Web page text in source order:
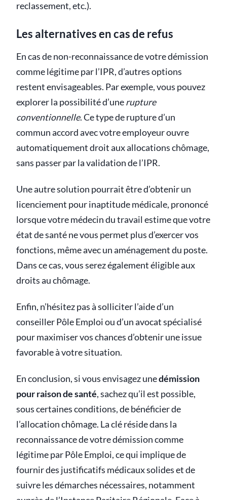
reclassement, etc.).
Les alternatives en cas de refus
En cas de non-reconnaissance de votre démission
comme légitime par l’IPR, d’autres options
restent envisageables. Par exemple, vous pouvez
explorer la possibilité d’unerupture
conventionnelle. Ce type de rupture d’un
commun accord avec votre employeur ouvre
automatiquement droit aux allocations chômage,
sans passer par la validation de l’IPR.
Une autre solution pourrait être d’obtenir un
licenciement pour inaptitude médicale, prononcé
lorsque votre médecin du travail estime que votre
état de santé ne vous permet plus d’exercer vos
fonctions, même avec un aménagement du poste.
Dans ce cas, vous serez également éligible aux
droits au chômage.
Enfin, n’hésitez pas à solliciter l’aide d’un
conseiller Pôle Emploi ou d’un avocat spécialisé
pour maximiser vos chances d’obtenir une issue
favorable à votre situation.
En conclusion, si vous envisagez unedémission
pour raison de santé, sachez qu’il est possible,
sous certaines conditions, de bénéficier de
l’allocation chômage. La clé réside dans la
reconnaissance de votre démission comme
légitime par Pôle Emploi, ce qui implique de
fournir des justificatifs médicaux solides et de
suivre les démarches nécessaires, notamment